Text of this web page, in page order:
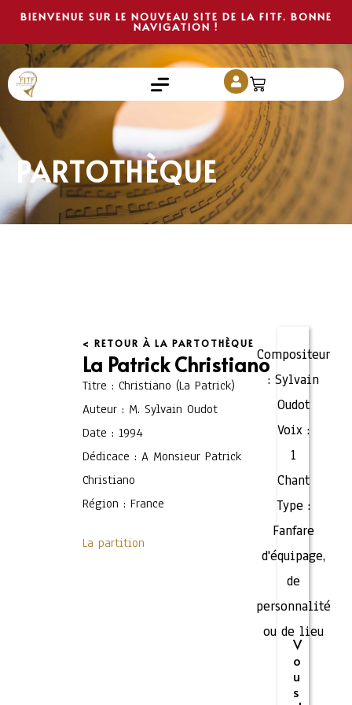
BIENVENUE SUR LE NOUVEAU SITE DE LA FITF. BONNE
NAVIGATION !
PARTOTHÈQUE
< RETOUR À LA PARTOTHÈQUE
La Patrick Christiano
Titre : Christiano (La Patrick)
Auteur : M. Sylvain Oudot
Date : 1994
Dédicace : A Monsieur Patrick
Christiano
Région : France
La partition
Compositeur
: Sylvain
Oudot
Voix :
1
Chant
Type :
Fanfare
d'équipage,
de
personnalité
ou de lieu
V
o
u
s